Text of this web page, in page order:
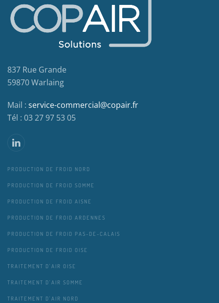
837 Rue Grande
59870 Warlaing
Mail : service-commercial@copair.fr
Tél : 03 27 97 53 05
PRODUCTION DE FROID NORD
PRODUCTION DE FROID SOMME
PRODUCTION DE FROID AISNE
PRODUCTION DE FROID ARDENNES
PRODUCTION DE FROID PAS-DE-CALAIS
PRODUCTION DE FROID OISE
TRAITEMENT D'AIR OISE
TRAITEMENT D'AIR SOMME
TRAITEMENT D'AIR NORD